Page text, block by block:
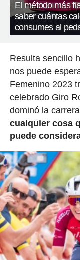
El método más
saber cuántas
consumes al
Resulta sencillo
nos puede
Femenino 2023
celebrado Giro
dominó la
cualquier cosa
puede